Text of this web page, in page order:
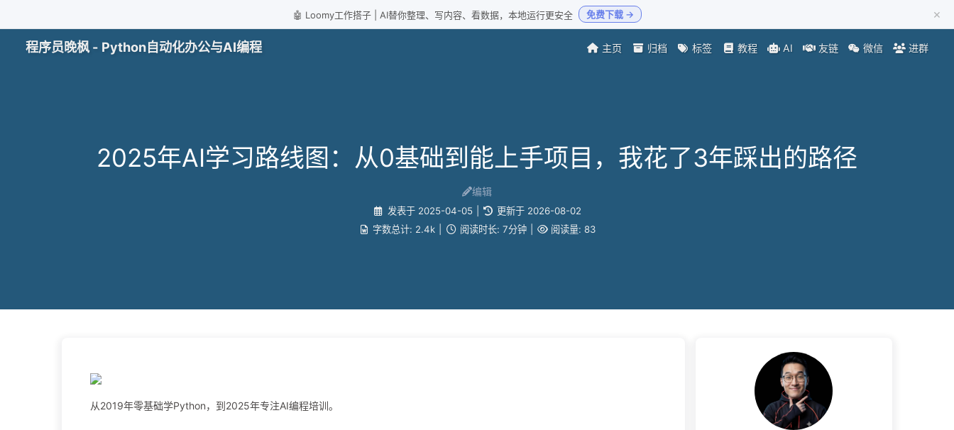
🤖 Loomy工作搭子 | AI替你整理、写内容、看数据，本地运行更安全 免费下载 → ×
程序员晚枫 - Python自动化办公与AI编程 主页 归档 标签 教程 AI 友链 微信 进群
2025年AI学习路线图：从0基础到能上手项目，我花了3年踩出的路径
编辑
发表于 2025-04-05 更新于 2026-08-02
字数总计: 2.4k 阅读时长: 7分钟 阅读量: 83
从2019年零基础学Python，到2025年专注AI编程培训。